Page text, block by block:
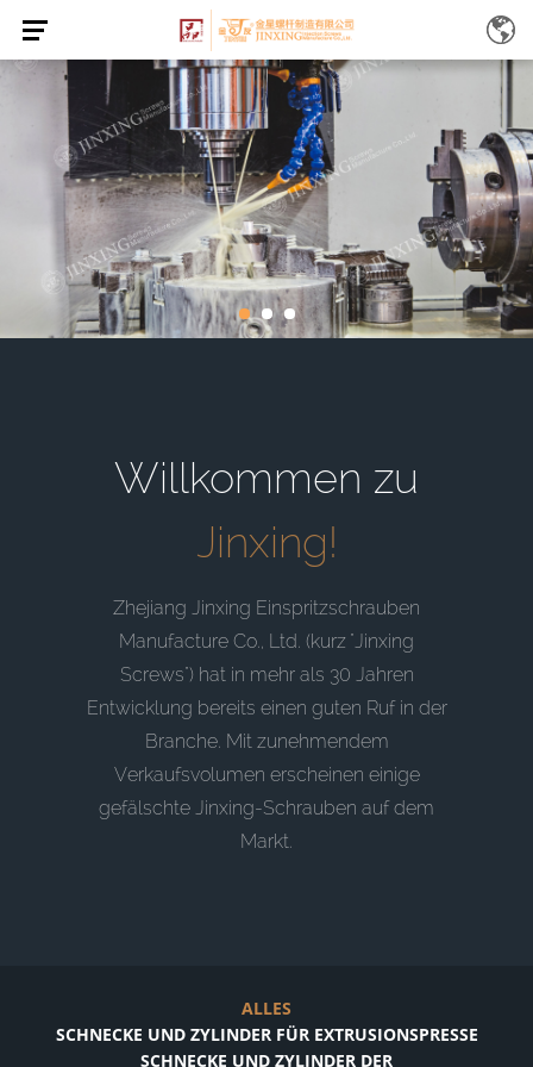
Willkommen zu
Jinxing!
Zhejiang Jinxing Einspritzschrauben
Manufacture Co., Ltd. (kurz "Jinxing
Screws") hat in mehr als 30 Jahren
Entwicklung bereits einen guten Ruf in der
Branche. Mit zunehmendem
Verkaufsvolumen erscheinen einige
gefälschte Jinxing-Schrauben auf dem
Markt.
ALLES
SCHNECKE UND ZYLINDER FÜR EXTRUSIONSPRESSE
SCHNECKE UND ZYLINDER DER